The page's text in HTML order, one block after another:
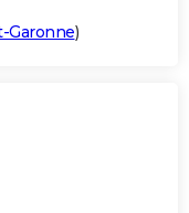
Garonne)